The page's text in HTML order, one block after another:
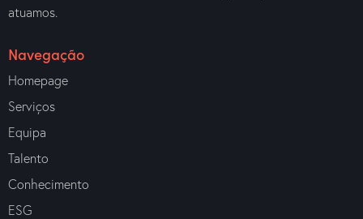
atuamos.
Navegação
Homepage
Serviços
Equipa
Talento
Conhecimento
ESG